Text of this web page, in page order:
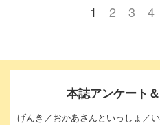
1 2 3 4
本誌アンケート
げんき／おかあさんといっしょ／